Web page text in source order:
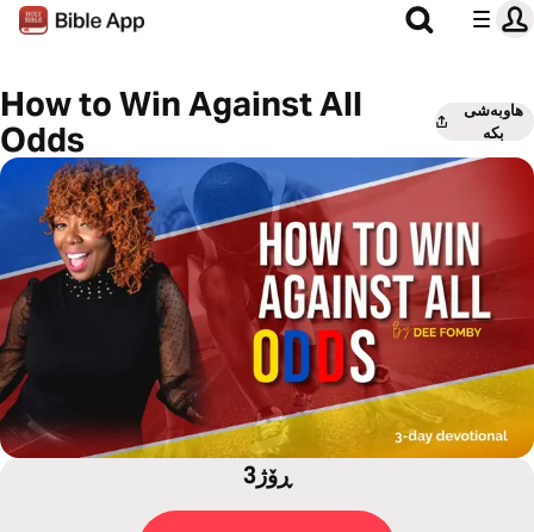
How to Win Against All
Odds
هاوبەشی
بکە
3ڕۆژ